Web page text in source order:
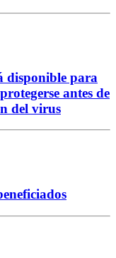
disponible para
antes de
del virus